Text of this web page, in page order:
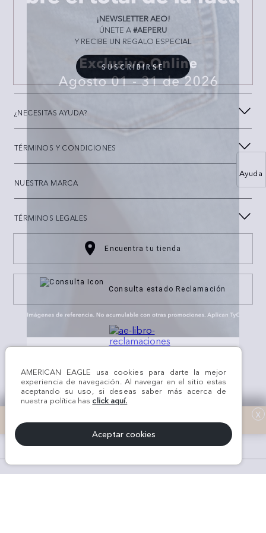
AMERICAN EAGLE usa cookies para darte la mejor
experiencia de navegación. Al navegar en el sitio estas
aceptando su uso, si deseas saber más acerca de
nuestra política has click aquí.
Aceptar cookies
x
Ayuda
¡NEWSLETTER AEO!
ÚNETE A#AEPERU
Y RECIBE UN REGALO ESPECIAL
SUSCRIBIRSE
¿NECESITAS AYUDA?
TÉRMINOS Y CONDICIONES
NUESTRA MARCA
TÉRMINOS LEGALES
Encuentra tu tienda
Consulta estado Reclamación
REDES SOCIALES!
#AEJEANS #AerieREALCOL